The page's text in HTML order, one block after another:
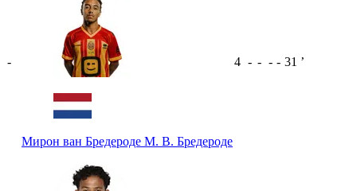
-
Мирон ван Бредероде М. В. Бредероде
4 - - - - 31 ʼ